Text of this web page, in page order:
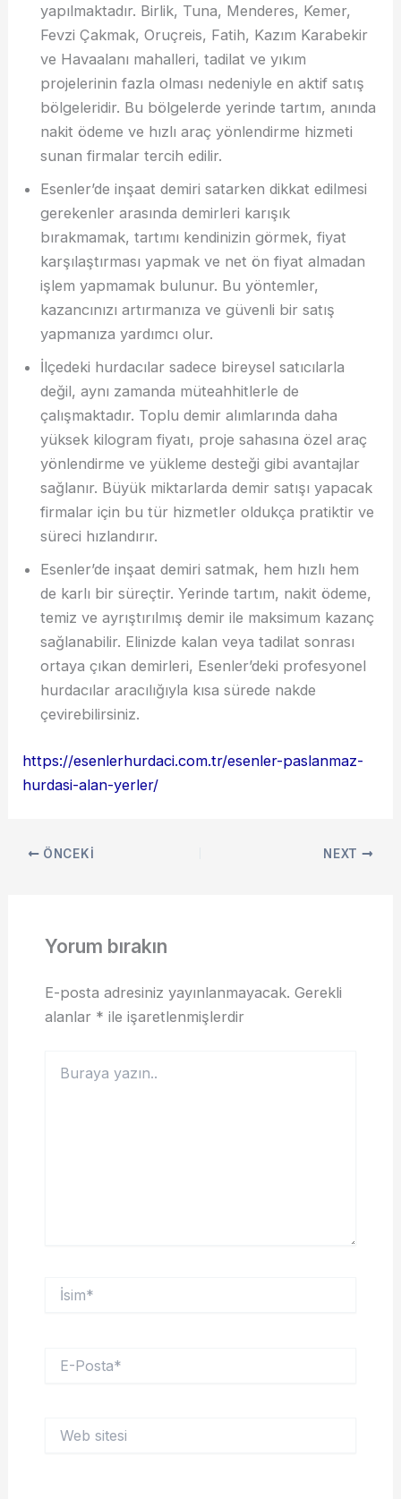
yapılmaktadır. Birlik, Tuna, Menderes, Kemer,
Fevzi Çakmak, Oruçreis, Fatih, Kazım Karabekir
ve Havaalanı mahalleri, tadilat ve yıkım
projelerinin fazla olması nedeniyle en aktif satış
bölgeleridir. Bu bölgelerde yerinde tartım, anında
nakit ödeme ve hızlı araç yönlendirme hizmeti
sunan firmalar tercih edilir.
Esenler’de inşaat demiri satarken dikkat edilmesi
gerekenler arasında demirleri karışık
bırakmamak, tartımı kendinizin görmek, fiyat
karşılaştırması yapmak ve net ön fiyat almadan
işlem yapmamak bulunur. Bu yöntemler,
kazancınızı artırmanıza ve güvenli bir satış
yapmanıza yardımcı olur.
İlçedeki hurdacılar sadece bireysel satıcılarla
değil, aynı zamanda müteahhitlerle de
çalışmaktadır. Toplu demir alımlarında daha
yüksek kilogram fiyatı, proje sahasına özel araç
yönlendirme ve yükleme desteği gibi avantajlar
sağlanır. Büyük miktarlarda demir satışı yapacak
firmalar için bu tür hizmetler oldukça pratiktir ve
süreci hızlandırır.
Esenler’de inşaat demiri satmak, hem hızlı hem
de karlı bir süreçtir. Yerinde tartım, nakit ödeme,
temiz ve ayrıştırılmış demir ile maksimum kazanç
sağlanabilir. Elinizde kalan veya tadilat sonrası
ortaya çıkan demirleri, Esenler’deki profesyonel
hurdacılar aracılığıyla kısa sürede nakde
çevirebilirsiniz.
https://esenlerhurdaci.com.tr/esenler-paslanmaz-
hurdasi-alan-yerler/
ÖNCEKI NEXT
Yorum bırakın
E-posta adresiniz yayınlanmayacak. Gerekli
alanlar * ile işaretlenmişlerdir
yazın..
İsim*
Posta*
sitesi